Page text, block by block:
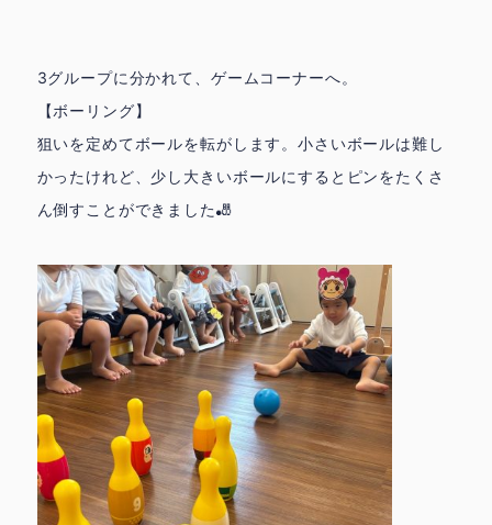
3グループに分かれて、ゲームコーナーへ。
【ボーリング】
狙いを定めてボールを転がします。小さいボールは難し
かったけれど、少し大きいボールにするとピンをたくさ
ん倒すことができました🎳